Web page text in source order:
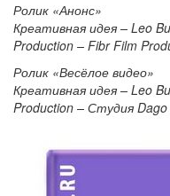
Ролик «Анонс»
Креативная идея – Leo
Production – Fibr Film
Ролик «Весёлое видео»
Креативная идея – Leo
Production – Студия Dago